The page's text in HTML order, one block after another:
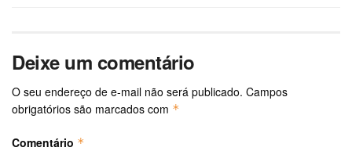
Deixe um comentário
O seu endereço de e-mail não será publicado. Campos
obrigatórios são marcados com *
Comentário *